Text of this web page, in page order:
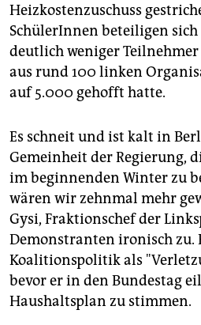
Heizkostenzuschuss
SchülerInnen beteiligen sich
deutlich weniger
aus rund 100 linken
auf 5.000 gehofft hatte.
Es schneit und ist kalt in
Gemeinheit der Regierung,
im beginnenden Winter zu
wären wir zehnmal mehr
Gysi, Fraktionschef der
Demonstranten ironisch
Koalitionspolitik als
bevor er in den Bundestag
Haushaltsplan zu stimmen.